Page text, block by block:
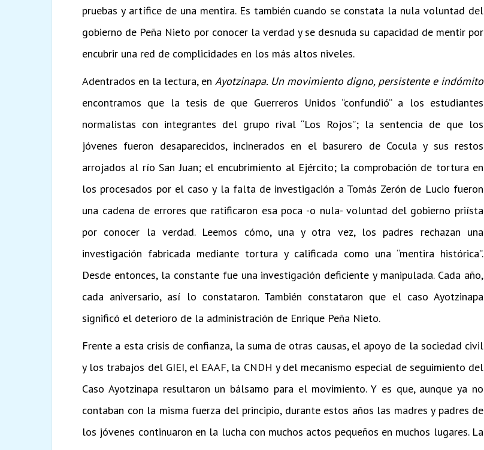
pruebas y artífice de una mentira. Es también cuando se constata la nula voluntad del
gobierno de Peña Nieto por conocer la verdad y se desnuda su capacidad de mentir por
encubrir una red de complicidades en los más altos niveles.
Adentrados en la lectura, en Ayotzinapa. Un movimiento digno, persistente e indómito
encontramos que la tesis de que Guerreros Unidos “confundió” a los estudiantes
normalistas con integrantes del grupo rival “Los Rojos”; la sentencia de que los
jóvenes fueron desaparecidos, incinerados en el basurero de Cocula y sus restos
arrojados al río San Juan; el encubrimiento al Ejército; la comprobación de tortura en
los procesados por el caso y la falta de investigación a Tomás Zerón de Lucio fueron
una cadena de errores que ratificaron esa poca -o nula- voluntad del gobierno priísta
por conocer la verdad. Leemos cómo, una y otra vez, los padres rechazan una
investigación fabricada mediante tortura y calificada como una “mentira histórica”.
Desde entonces, la constante fue una investigación deficiente y manipulada. Cada año,
cada aniversario, así lo constataron. También constataron que el caso Ayotzinapa
significó el deterioro de la administración de Enrique Peña Nieto.
Frente a esta crisis de confianza, la suma de otras causas, el apoyo de la sociedad civil
y los trabajos del GIEI, el EAAF, la CNDH y del mecanismo especial de seguimiento del
Caso Ayotzinapa resultaron un bálsamo para el movimiento. Y es que, aunque ya no
contaban con la misma fuerza del principio, durante estos años las madres y padres de
los jóvenes continuaron en la lucha con muchos actos pequeños en muchos lugares. La